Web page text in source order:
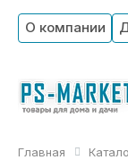
О компании
Главная